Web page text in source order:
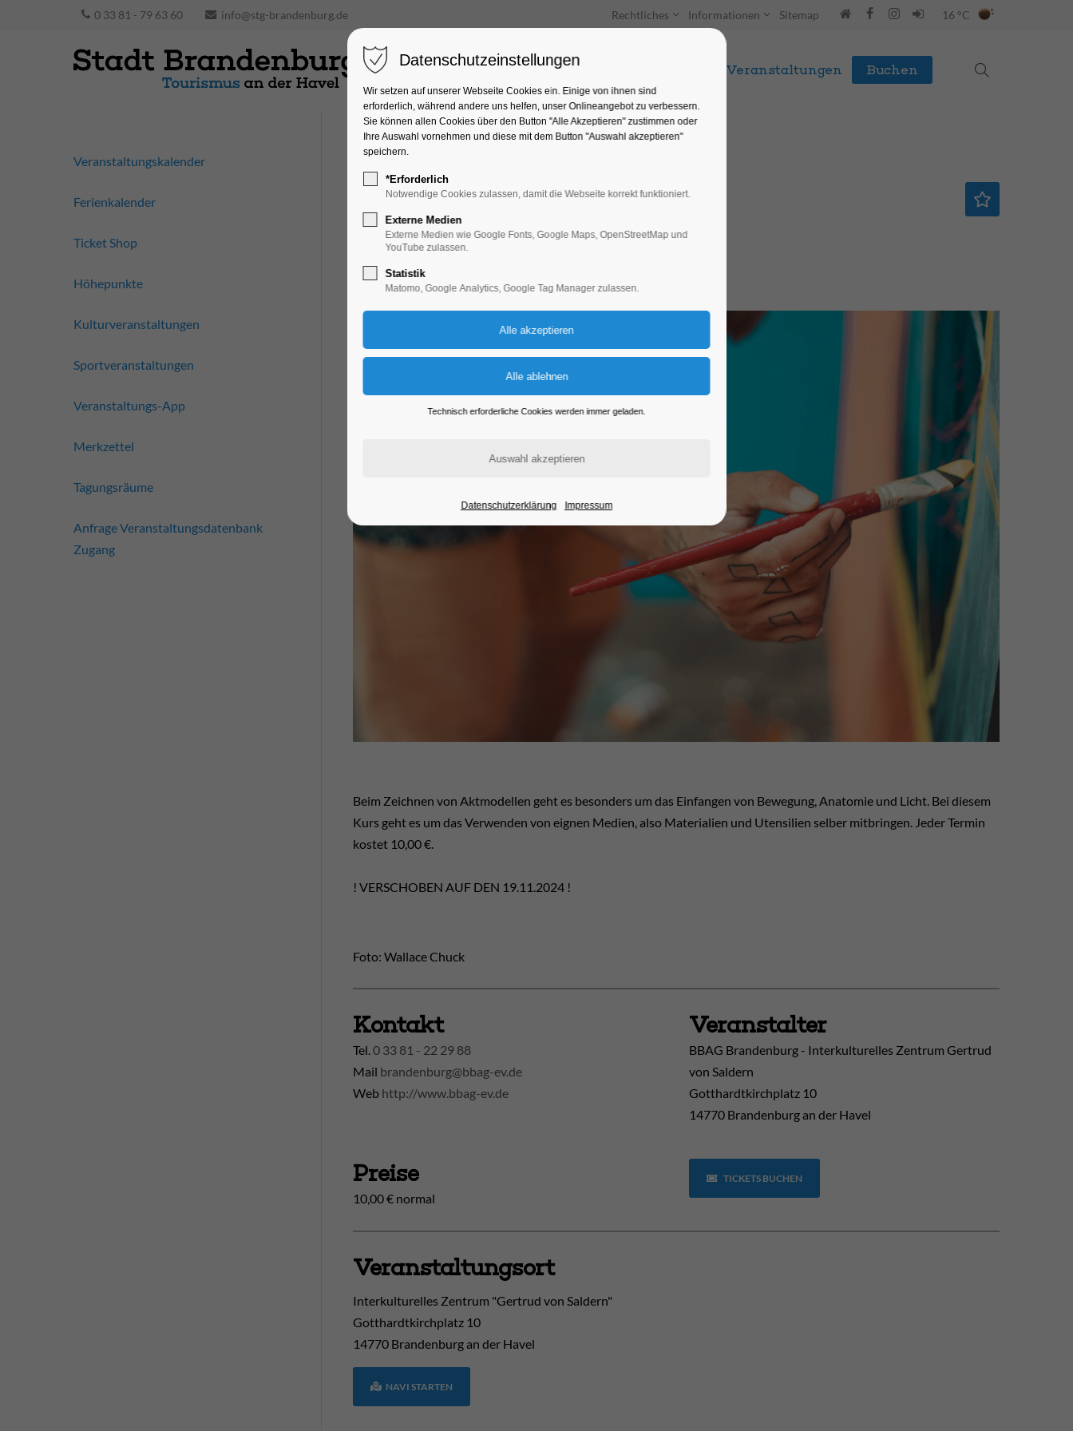
0 33 81 - 79 63 60 info@stg-brandenburg.de Rechtliches Informationen Sitemap 16 °C
Unterkünfte Entdecken & Erleben Veranstaltungen Buchen
Zeichnen im Akt
Bildung, Vortrag, Kunst, Verein
19.11.2024, 20:00–22:00
Beim Zeichnen von Aktmodellen geht es besonders um das Einfangen von Bewegung, Anatomie und Licht. Bei diesem
Kurs geht es um das Verwenden von eignen Medien, also Materialien und Utensilien selber mitbringen. Jeder Termin
kostet 10,00 €.
! VERSCHOBEN AUF DEN 19.11.2024 !
Foto: Wallace Chuck
Kontakt
Tel. 0 33 81 - 22 29 88
Mail brandenburg@bbag-ev.de
Web http://www.bbag-ev.de
Veranstalter
BBAG Brandenburg - Interkulturelles Zentrum Gertrud
von Saldern
Gotthardtkirchplatz 10
14770 Brandenburg an der Havel
Preise
10,00 € normal
TICKETS BUCHEN
Veranstaltungsort
Interkulturelles Zentrum "Gertrud von Saldern"
Gotthardtkirchplatz 10
14770 Brandenburg an der Havel
NAVI STARTEN
Veranstaltungskalender
Ferienkalender
Ticket Shop
Höhepunkte
Kulturveranstaltungen
Sportveranstaltungen
Veranstaltungs-App
Merkzettel
Tagungsräume
Anfrage Veranstaltungsdatenbank
Zugang
Datenschutzeinstellungen
Wir setzen auf unserer Webseite Cookies ein. Einige von ihnen sind
erforderlich, während andere uns helfen, unser Onlineangebot zu verbessern.
Sie können allen Cookies über den Button "Alle Akzeptieren" zustimmen oder
Ihre Auswahl vornehmen und diese mit dem Button "Auswahl akzeptieren"
speichern.
*Erforderlich
Notwendige Cookies zulassen, damit die Webseite korrekt funktioniert.
Externe Medien
Externe Medien wie Google Fonts, Google Maps, OpenStreetMap und
YouTube zulassen.
Statistik
Matomo, Google Analytics, Google Tag Manager zulassen.
Technisch erforderliche Cookies werden immer geladen.
Datenschutzerklärung Impressum